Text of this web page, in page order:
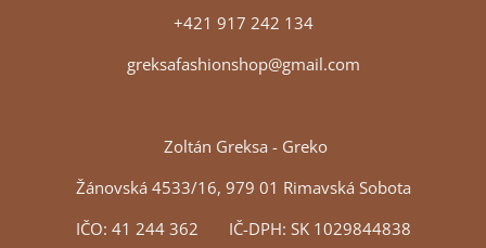
+421 917 242 134
greksafashionshop@gmail.com
Zoltán Greksa - Greko
Žánovská 4533/16, 979 01 Rimavská Sobota
IČO: 41 244 362 IČ-DPH: SK 1029844838